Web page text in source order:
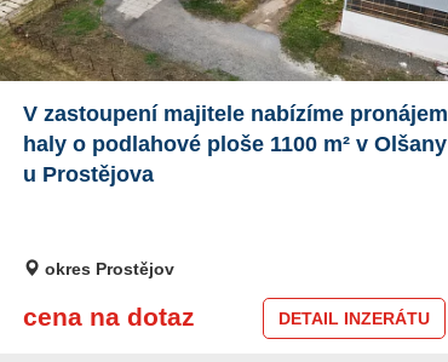
V zastoupení majitele nabízíme pronájem
haly o podlahové ploše 1100 m² v Olšany
u Prostějova
okres Prostějov
cena na dotaz DETAIL INZERÁTU